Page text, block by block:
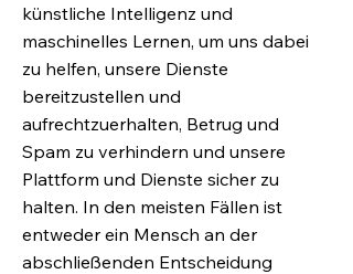
künstliche Intelligenz und
maschinelles Lernen, um uns dabei
zu helfen, unsere Dienste
bereitzustellen und
aufrechtzuerhalten, Betrug und
Spam zu verhindern und unsere
Plattform und Dienste sicher zu
halten. In den meisten Fällen ist
entweder ein Mensch an der
abschließenden Entscheidung